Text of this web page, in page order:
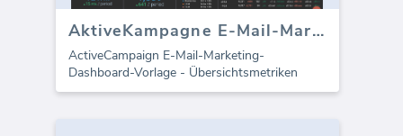
AktiveKampagne E-Mail-Marketing
ActiveCampaign E-Mail-Marketing-
Dashboard-Vorlage - Übersichtsmetriken